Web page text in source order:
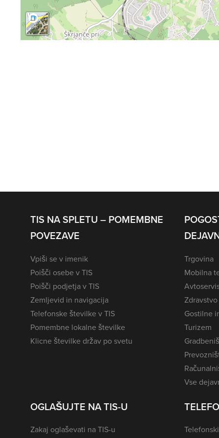
TIS NA SPLETU – POMEMBNE
POVEZAVE
Vpiši se v imenik
Poišči osebe v TIS
Poišči podjetja v TIS
Zemljevid in navigacija
Telefonske številke v TIS
Pomembne lokalne številke
Klicne številke držav po svetu
Trgovina
Mobilna
Zdravstvo
Gostilne
Turizem
Vse
OGLAŠUJTE NA TIS-U
Zakaj oglaševati na TIS-u